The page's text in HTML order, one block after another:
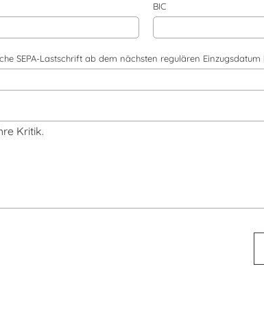
BIC
SEPA-Lastschrift ab dem nächsten regulären Einzugsdatum